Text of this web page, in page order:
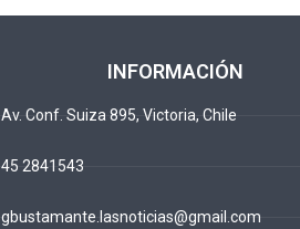
INFORMACIÓN
Av. Conf. Suiza 895, Victoria, Chile
45 2841543
gbustamante.lasnoticias@gmail.com